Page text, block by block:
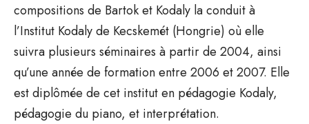
compositions de Bartok et Kodaly la conduit à
l’Institut Kodaly de Kecskemét (Hongrie) où elle
suivra plusieurs séminaires à partir de 2004, ainsi
qu’une année de formation entre 2006 et 2007. Elle
est diplômée de cet institut en pédagogie Kodaly,
pédagogie du piano, et interprétation.